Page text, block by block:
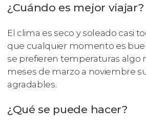
¿Cuándo es mejor viajar?
El clima es seco y soleado casi
que cualquier momento es
se prefieren temperaturas algo
meses de marzo a noviembre
agradables.
¿Qué se puede hacer?